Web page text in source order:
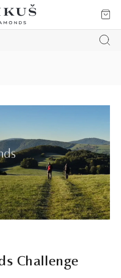
Challenge